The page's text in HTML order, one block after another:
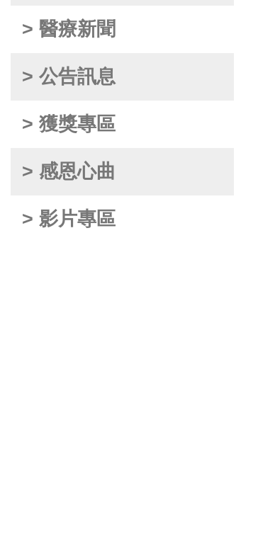
> 醫療新聞
> 公告訊息
> 獲獎專區
> 感恩心曲
> 影片專區